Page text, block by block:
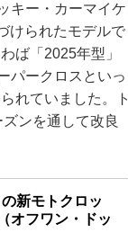
キー・カーマイケ
けられたモデルで
ば「2025年型」
パークロスといっ
れていました。ト
ンを通して改良
新モトクロッ
オフワン・ドッ